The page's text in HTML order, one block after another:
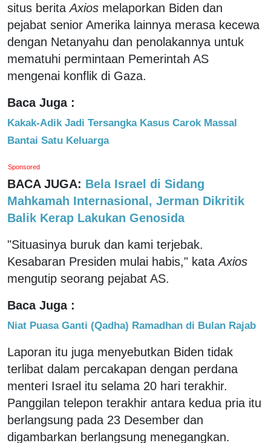
situs beritaAxios melaporkan Biden dan
pejabat senior Amerika lainnya merasa kecewa
dengan Netanyahu dan penolakannya untuk
mematuhi permintaan Pemerintah AS
mengenai konflik di Gaza.
Baca Juga :
Kakak-Adik Jadi Tersangka Kasus Carok Massal
Bantai Satu Keluarga
Sponsored
BACA JUGA: Bela Israel di Sidang
Mahkamah Internasional, Jerman Dikritik
Balik Kerap Lakukan Genosida
"Situasinya buruk dan kami terjebak.
Kesabaran Presiden mulai habis," kataAxios
mengutip seorang pejabat AS.
Baca Juga :
Niat Puasa Ganti (Qadha) Ramadhan di Bulan Rajab
Laporan itu juga menyebutkan Biden tidak
terlibat dalam percakapan dengan perdana
menteri Israel itu selama 20 hari terakhir.
Panggilan telepon terakhir antara kedua pria itu
berlangsung pada 23 Desember dan
digambarkan berlangsung menegangkan.